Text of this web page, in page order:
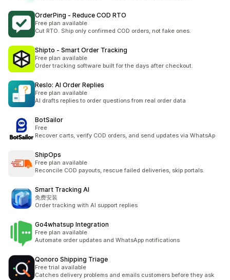
OrderPing ‑ Reduce COD RTO
Free plan available
Cut RTO. Ship only confirmed COD orders, not fake ones.
Shipto ‑ Smart Order Tracking
Free plan available
Order tracking software built for the days after checkout.
Reslo: AI Order Replies
Free plan available
AI drafts replies to order questions from real order data
BotSailor
Free
Recover carts, verify COD orders, and send updates via WhatsAp
ShipOps
Free plan available
Reconcile COD payouts, rescue failed deliveries, skip portals.
Smart Tracking AI
免费安装
Order tracking with AI support replies
Go4whatsup Integration
Free plan available
Automate order updates and WhatsApp notifications
Qonoro Shipping Triage
Free trial available
Catches delivery problems and emails customers before they ask